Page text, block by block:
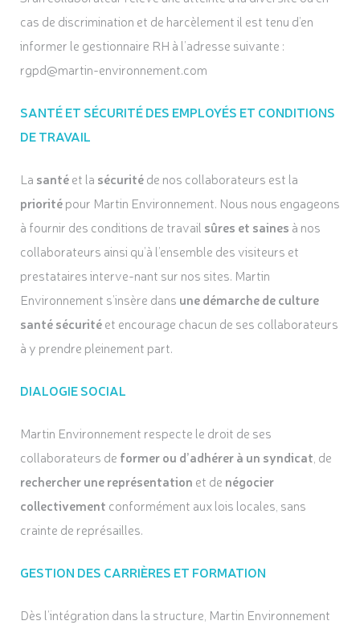
cas de discrimination et de harcèlement il est tenu d’en
informer le gestionnaire RH à l’adresse suivante :
rgpd@martin-environnement.com
SANTÉ ET SÉCURITÉ DES EMPLOYÉS ET CONDITIONS
DE TRAVAIL
La santéet la sécuritéde nos collaborateurs est la
prioritépour Martin Environnement. Nous nous engageons
à fournir des conditions de travail sûres et saines à nos
collaborateurs ainsi qu’à l’ensemble des visiteurs et
prestataires interve-nant sur nos sites. Martin
Environnement s’insère dans une démarche de culture
santé sécuritéet encourage chacun de ses collaborateurs
à y prendre pleinement part.
DIALOGIE SOCIAL
Martin Environnement respecte le droit de ses
collaborateurs de former ou d’adhérer à un syndicat , de
rechercher une représentation et de négocier
collectivement conformément aux lois locales, sans
crainte de représailles.
GESTION DES CARRIÈRES ET FORMATION
Dès l’intégration dans la structure, Martin Environnement